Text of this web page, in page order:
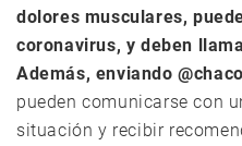
dolores musculares,
coronavirus, y deben
Además, enviando
pueden comunicarse con
situación y recibir